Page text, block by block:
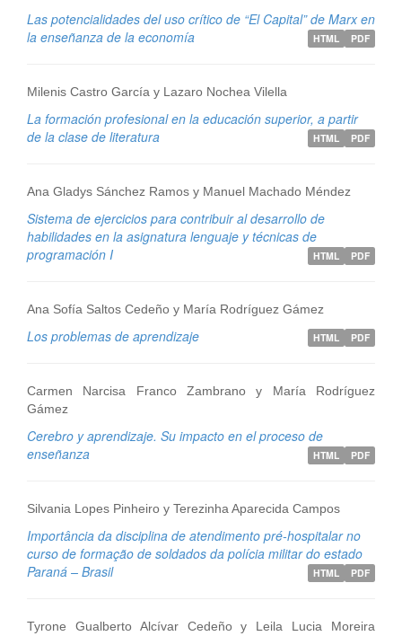
Las potencialidades del uso crítico de “El Capital” de Marx en
la enseñanza de la economía
PDF
HTML
Milenis Castro García y Lazaro Nochea Vilella
La formación profesional en la educación superior, a partir
de la clase de literatura
PDF
HTML
Ana Gladys Sánchez Ramos y Manuel Machado Méndez
Sistema de ejercicios para contribuir al desarrollo de
habilidades en la asignatura lenguaje y técnicas de
programación I
PDF
HTML
Ana Sofía Saltos Cedeño y María Rodríguez Gámez
Los problemas de aprendizaje PDF
HTML
Carmen Narcisa Franco Zambrano y María Rodríguez
Gámez
Cerebro y aprendizaje. Su impacto en el proceso de
enseñanza
PDF
HTML
Silvania Lopes Pinheiro y Terezinha Aparecida Campos
Importância da disciplina de atendimento pré-hospitalar no
curso de formação de soldados da polícia militar do estado
Paraná – Brasil
PDF
HTML
Tyrone Gualberto Alcívar Cedeño y Leila Lucia Moreira